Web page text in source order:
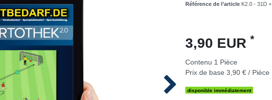
Référence de l’article K2.0 - 31D +
3,90 EUR *
Contenu 1 Pièce
Prix de base 3,90 € / Pièce
disponible immédiatement